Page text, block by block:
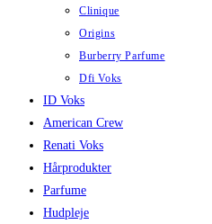
Clinique
Origins
Burberry Parfume
Dfi Voks
ID Voks
American Crew
Renati Voks
Hårprodukter
Parfume
Hudpleje